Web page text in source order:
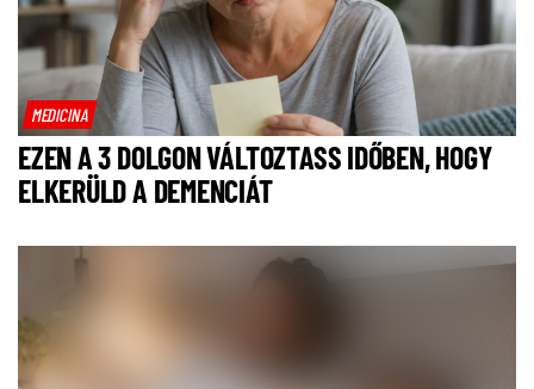
MEDICINA
EZEN A 3 DOLGON VÁLTOZTASS IDŐBEN, HOGY
ELKERÜLD A DEMENCIÁT